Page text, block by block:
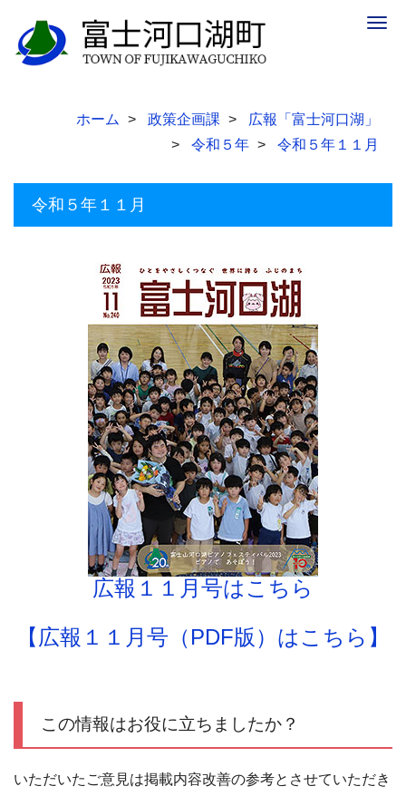
ホーム 政策企画課
広報「富士河口湖」
令和５年
令和５年１１月
令和５年１１月
広報１１月号はこちら
【広報１１月号（PDF版）はこちら】
この情報はお役に立ちましたか？
いただいたご意見は掲載内容改善の参考とさせていただき